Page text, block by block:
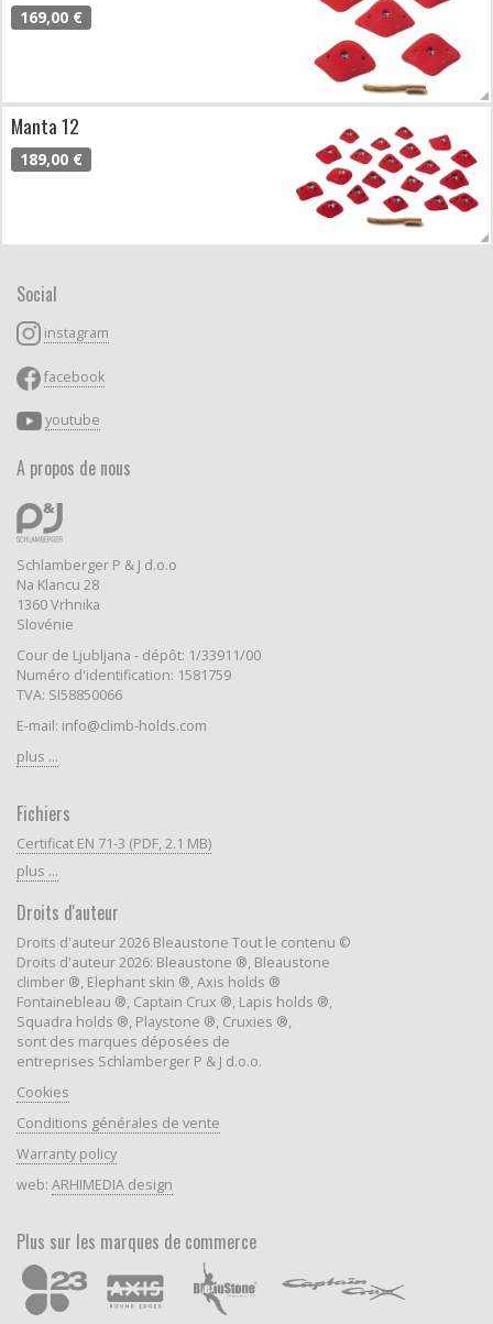
169,00 €
Manta 12
189,00 €
Social
instagram
facebook
youtube
A propos de nous
Schlamberger P & J d.o.o
Na Klancu 28
1360 Vrhnika
Slovénie
Cour de Ljubljana - dépôt: 1/33911/00
Numéro d'identification: 1581759
TVA: SI58850066
E-mail: info@climb-holds.com
plus ...
Fichiers
Certificat EN 71-3 (PDF, 2.1 MB)
plus ...
Droits d'auteur
Droits d'auteur 2026 Bleaustone Tout le contenu ©
Droits d'auteur 2026: Bleaustone ®, Bleaustone
climber ®, Elephant skin ®, Axis holds ®
Fontainebleau ®, Captain Crux ®, Lapis holds ®,
Squadra holds ®, Playstone ®, Cruxies ®,
sont des marques déposées de
entreprises Schlamberger P & J d.o.o.
Cookies
Conditions générales de vente
Warranty policy
web: ARHIMEDIA design
Plus sur les marques de commerce